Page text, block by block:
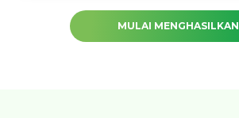
MULAI MENGHASILKAN